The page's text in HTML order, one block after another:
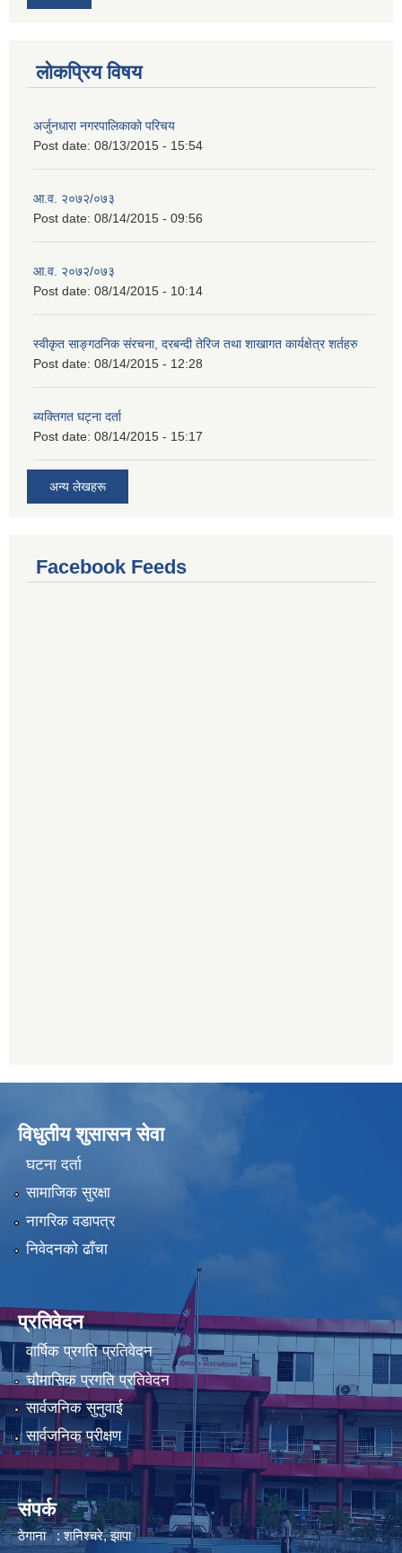
लोकप्रिय विषय
अर्जुनधारा नगरपालिकाको परिचय
Post date: 08/13/2015 - 15:54
आ.व. २०७२/०७३
Post date: 08/14/2015 - 09:56
आ.व. २०७२/०७३
Post date: 08/14/2015 - 10:14
स्वीकृत साङ्गठनिक संरचना, दरबन्दी तेरिज तथा शाखागत कार्यक्षेत्र शर्तहरु
Post date: 08/14/2015 - 12:28
ब्यक्तिगत घट्ना दर्ता
Post date: 08/14/2015 - 15:17
अन्य लेखहरू
Facebook Feeds
विधुतीय शुसासन सेवा
घटना दर्ता
सामाजिक सुरक्षा
नागरिक वडापत्र
निवेदनको ढाँचा
प्रतिवेदन
वार्षिक प्रगति प्रतिवेदन
चौमासिक प्रगति प्रतिवेदन
सार्वजनिक सुनुवाई
सार्वजनिक परीक्षण
संपर्क
ठेगाना : शनिश्चरे, झापा